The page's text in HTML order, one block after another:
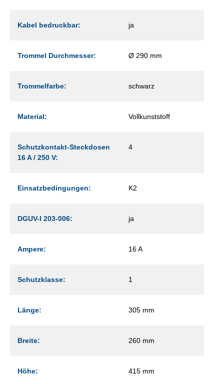
Kabel bedruckbar: ja
Trommel Durchmesser: Ø 290 mm
Trommelfarbe: schwarz
Material: Vollkunststoff
Schutzkontakt-Steckdosen
16 A / 250 V:
4
Einsatzbedingungen: K2
DGUV-I 203-006: ja
Ampere: 16 A
Schutzklasse: 1
Länge: 305 mm
Breite: 260 mm
Höhe: 415 mm